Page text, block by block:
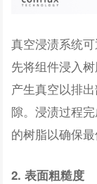
真空浸渍系统
先将组件浸入
产生真空以排
隙。浸渍过程
的树脂以确保最
2. 表面粗糙度